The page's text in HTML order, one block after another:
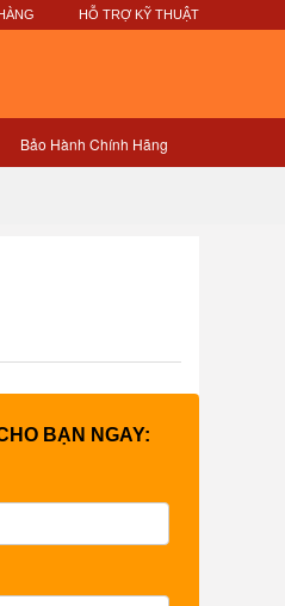
HỖ TRỢ KỸ THUẬT
Bảo Hành Chính Hãng
BẠN NGAY: